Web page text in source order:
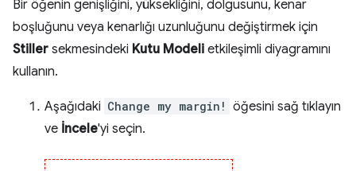
Bir öğenin genişliğini, yüksekliğini, dolgusunu, kenar
boşluğunu veya kenarlığı uzunluğunu değiştirmek için
Stiller sekmesindeki Kutu Modeli etkileşimli diyagramını
kullanın.
Aşağıdaki Change my margin! öğesini sağ tıklayın
ve İncele'yi seçin.